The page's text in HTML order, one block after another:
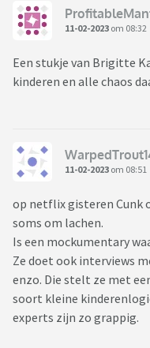
11-02-2023 om 08:32
Een stukje van Brigitte
kinderen en alle chaos
11-02-2023 om 08:51
op netflix gisteren Cunk
soms om lachen.
Is een mockumentary
Ze doet ook interviews
enzo. Die stelt ze met
soort kleine
experts zijn zo grappig.